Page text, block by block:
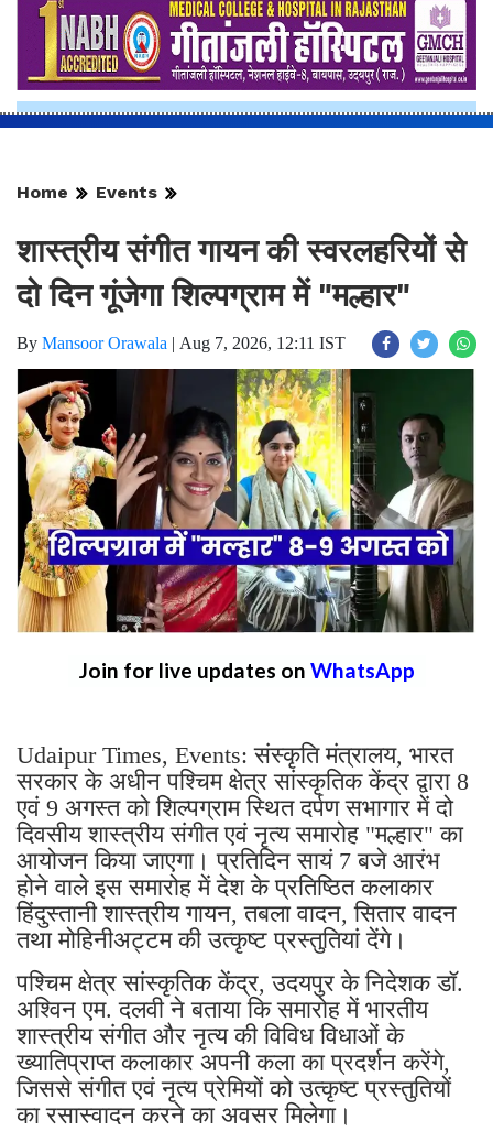
Home Events
शास्त्रीय संगीत गायन की स्वरलहरियों से
दो दिन गूंजेगा शिल्पग्राम में "मल्हार"
By Mansoor Orawala | Aug 7, 2026, 12:11 IST
Join for live updates on WhatsApp
Udaipur Times, Events: संस्कृति मंत्रालय, भारत
सरकार के अधीन पश्चिम क्षेत्र सांस्कृतिक केंद्र द्वारा 8
एवं 9 अगस्त को शिल्पग्राम स्थित दर्पण सभागार में दो
दिवसीय शास्त्रीय संगीत एवं नृत्य समारोह "मल्हार" का
आयोजन किया जाएगा। प्रतिदिन सायं 7 बजे आरंभ
होने वाले इस समारोह में देश के प्रतिष्ठित कलाकार
हिंदुस्तानी शास्त्रीय गायन, तबला वादन, सितार वादन
तथा मोहिनीअट्टम की उत्कृष्ट प्रस्तुतियां देंगे।
पश्चिम क्षेत्र सांस्कृतिक केंद्र, उदयपुर के निदेशक डॉ.
अश्विन एम. दलवी ने बताया कि समारोह में भारतीय
शास्त्रीय संगीत और नृत्य की विविध विधाओं के
ख्यातिप्राप्त कलाकार अपनी कला का प्रदर्शन करेंगे,
जिससे संगीत एवं नृत्य प्रेमियों को उत्कृष्ट प्रस्तुतियों
का रसास्वादन करने का अवसर मिलेगा।